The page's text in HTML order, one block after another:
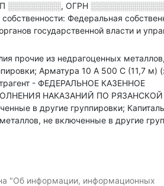
░░░░░░░░░, ОГРН
Федеральная
государственной власти и
прочие из недрагоценных
Арматура 10 А 500 С (11,7 м)
- ФЕДЕРАЛЬНОЕ КАЗЕННОЕ
НАКАЗАНИЙ ПО РЯЗАНСКОЙ
в другие группировки;
не включенные в другие
"Об информации, информационных